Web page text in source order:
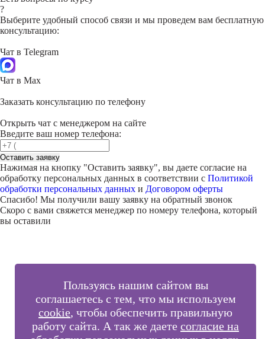
Пользуясь нашим сайтом вы
соглашаетесь с тем, что мы используем
cookie, чтобы обеспечить правильную
работу сайта. А так же даете согласие на
?
Выберите удобный способ связи и мы проведем вам бесплатную
консультацию:
Чат в Telegram
Чат в Max
Заказать консультацию по телефону
Открыть чат с менеджером на сайте
Введите ваш номер телефона:
Оставить заявку
Нажимая на кнопку "Оставить заявку", вы даете согласие на
обработку персональных данных в соответствии с Политикой
обработки персональных данных и Договором оферты
Спасибо! Мы получили вашу заявку на обратный звонок
Скоро с вами свяжется менеджер по номеру телефона, который
вы оставили